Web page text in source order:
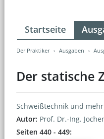
Startseite
Der Praktiker Ausgaben
Der statische
Schweißtechnik und mehr
Autor: Prof. Dr.-Ing.
Seiten 440 - 449: